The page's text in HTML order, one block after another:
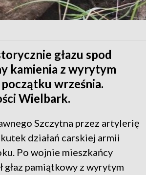
głazu spod
kamienia z wyrytym
września.
Wielbark.
Szczytna przez artylerię
działań carskiej armii
Po wojnie mieszkańcy
pamiątkowy z wyrytym